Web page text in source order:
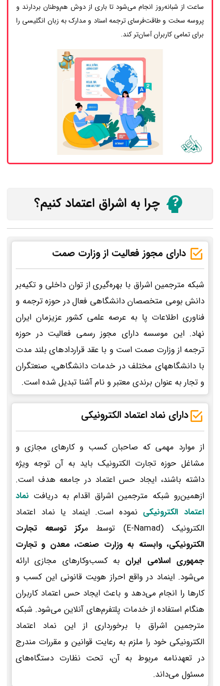
ساعت از شبانه‌روز انجام می‌شود تا باری از دوش هم‌وطنان بردارند و
پروسه سخت و طاقت‌فرسای ترجمه اسناد و مدارک به زبان انگلیسی را
برای تمامی کاربران آسان‌تر کند.
چرا به اشراق اعتماد کنیم؟
دارای مجوز فعالیت از وزارت صمت
شبکه مترجمین اشراق با بهره‌گیری از توان داخلی و تکیه‌بر
دانش بومی متخصصان دانشگاهی فعال در حوزه ترجمه و
فناوری اطلاعات پا به عرصه علمی کشور عزیزمان ایران
نهاد. این موسسه دارای مجوز رسمی فعالیت در حوزه
ترجمه از وزارت صمت است و با عقد قراردادهای بلند مدت
با دانشگاههای مختلف در خدمات دانشگاهی، صنعتگران
و تجار به عنوان برندی معتبر و نام آشنا تبدیل شده است.
دارای نماد اعتماد الکترونیکی
از موارد مهمی که صاحبان کسب و کارهای مجازی و
مشاغل حوزه تجارت الکترونیک باید به آن توجه ویژه
داشته باشند، ایجاد حس اعتماد در جامعه هدف است.
ازهمین‌رو شبکه مترجمین اشراق اقدام به دریافت نماد
اعتماد الکترونیکی نموده است. اینماد یا نماد اعتماد
الکترونیک (E-Namad) توسط م
رکز توسعه تجارت
الکترونیکی، وابسته به وزارت صنعت، معدن و تجارت
جمهوری اسلامی ایران به کسب‌وکارهای مجازی ارائه
می‌شود. اینماد در واقع احراز هویت قانونی این کسب و
کارها را انجام می‌دهد و باعث ایجاد حس اعتماد کاربران
هنگام استفاده از خدمات پلتفرم‌های آنلاین می‌شود. شبکه
مترجمین اشراق با برخورداری از این نماد اعتماد
الکترونیکی خود را ملزم به رعایت قوانین و مقررات مندرج
در تعهدنامه مربوط به آن، تحت نظارت دستگاه‌های
مسئول می‌داند.